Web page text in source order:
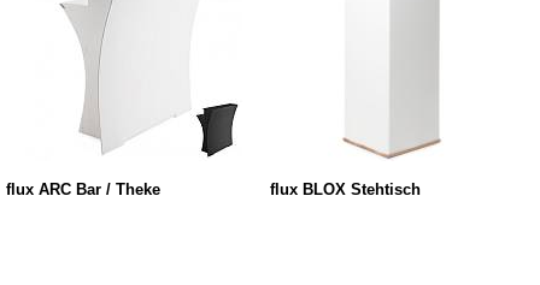
flux ARC Bar / Theke flux BLOX Stehtisch